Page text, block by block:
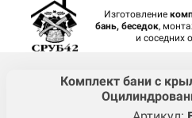
Изготовление
бань, беседок,
и соседних
Комплект бани с